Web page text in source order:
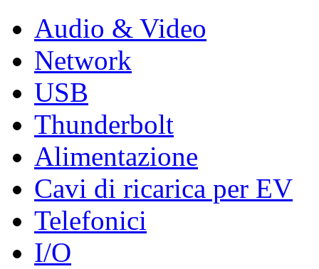
Audio & Video
Network
USB
Thunderbolt
Alimentazione
Cavi di ricarica per EV
Telefonici
I/O